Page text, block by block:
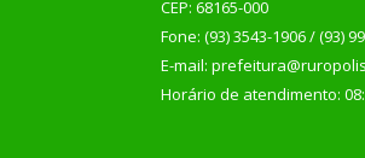
CEP: 68165-000
Fone: (93) 3543-1906 / (93)
E-mail:
Horário de atendimento: